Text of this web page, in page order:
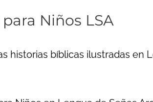
Niños LSA
historias bíblicas ilustradas en